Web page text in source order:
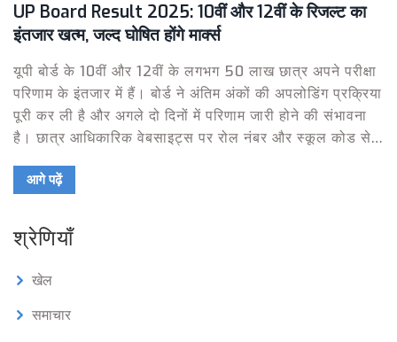
UP Board Result 2025: 10वीं और 12वीं के रिजल्ट का
इंतजार खत्म, जल्द घोषित होंगे मार्क्स
यूपी बोर्ड के 10वीं और 12वीं के लगभग 50 लाख छात्र अपने परीक्षा
परिणाम के इंतजार में हैं। बोर्ड ने अंतिम अंकों की अपलोडिंग प्रक्रिया
पूरी कर ली है और अगले दो दिनों में परिणाम जारी होने की संभावना
है। छात्र आधिकारिक वेबसाइट्स पर रोल नंबर और स्कूल कोड से
व्यवस्था की गई है।
आगे पढ़ें
श्रेणियाँ
खेल
समाचार